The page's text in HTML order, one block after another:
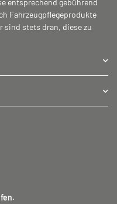
entsprechend gebührend
Fahrzeugpflegeprodukte
sind stets dran, diese zu